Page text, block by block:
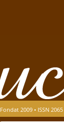
Fondat 2009 • ISSN